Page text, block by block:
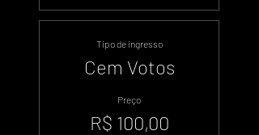
Tipo de ingresso
Cem Votos
Preço
R$ 100,00